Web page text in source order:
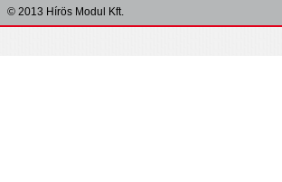
© 2013 Hírös Modul Kft.